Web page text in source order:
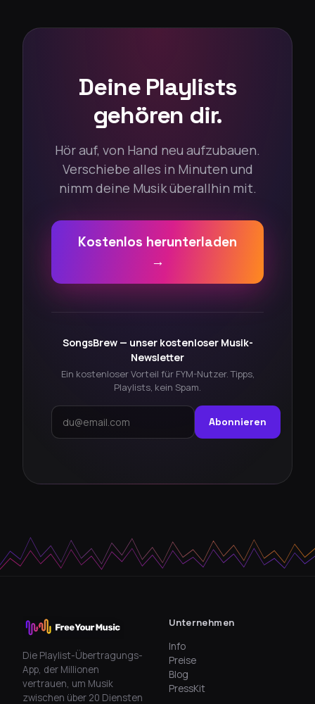
Deine Playlists
gehören dir.
Hör auf, von Hand neu aufzubauen.
Verschiebe alles in Minuten und
nimm deine Musik überallhin mit.
Kostenlos herunterladen
→
SongsBrew — unser kostenloser Musik-
Newsletter
Ein kostenloser Vorteil für FYM-Nutzer. Tipps,
Playlists, kein Spam.
Abonnieren
Die Playlist-Übertragungs-
App, der Millionen
vertrauen, um Musik
zwischen über 20 Diensten
Unternehmen
Info
Preise
Blog
PressKit